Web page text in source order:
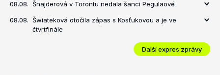
08.08. Šnajderová v Torontu nedala šanci Pegulaové
08.08. Šwiateková otočila zápas s Kosťukovou a je ve
čtvrtfinále
Další expres zprávy